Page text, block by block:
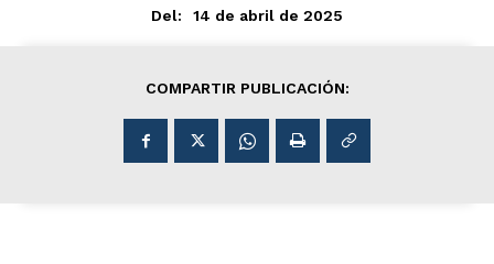
Del: 14 de abril de 2025
COMPARTIR PUBLICACIÓN: